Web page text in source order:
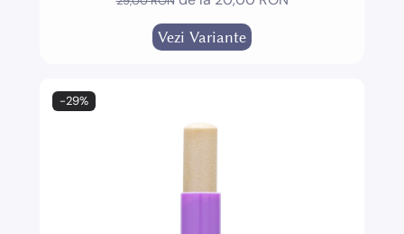
Vezi Variante
-29%